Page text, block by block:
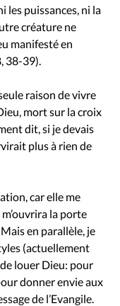
les puissances, ni la
créature ne
manifesté en
38-39).
raison de vivre
mort sur la croix
dit, si je devais
plus à rien de
car elle me
la porte
en parallèle, je
(actuellement
louer Dieu: pour
donner envie aux
de l’Evangile.